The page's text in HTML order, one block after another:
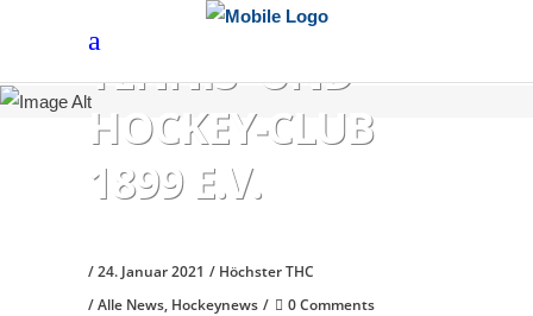
HÖCHSTER
TENNIS- UND
HOCKEY-CLUB
1899 E.V.
24. Januar 2021
Höchster THC
Alle News, Hockeynews
0 Comments